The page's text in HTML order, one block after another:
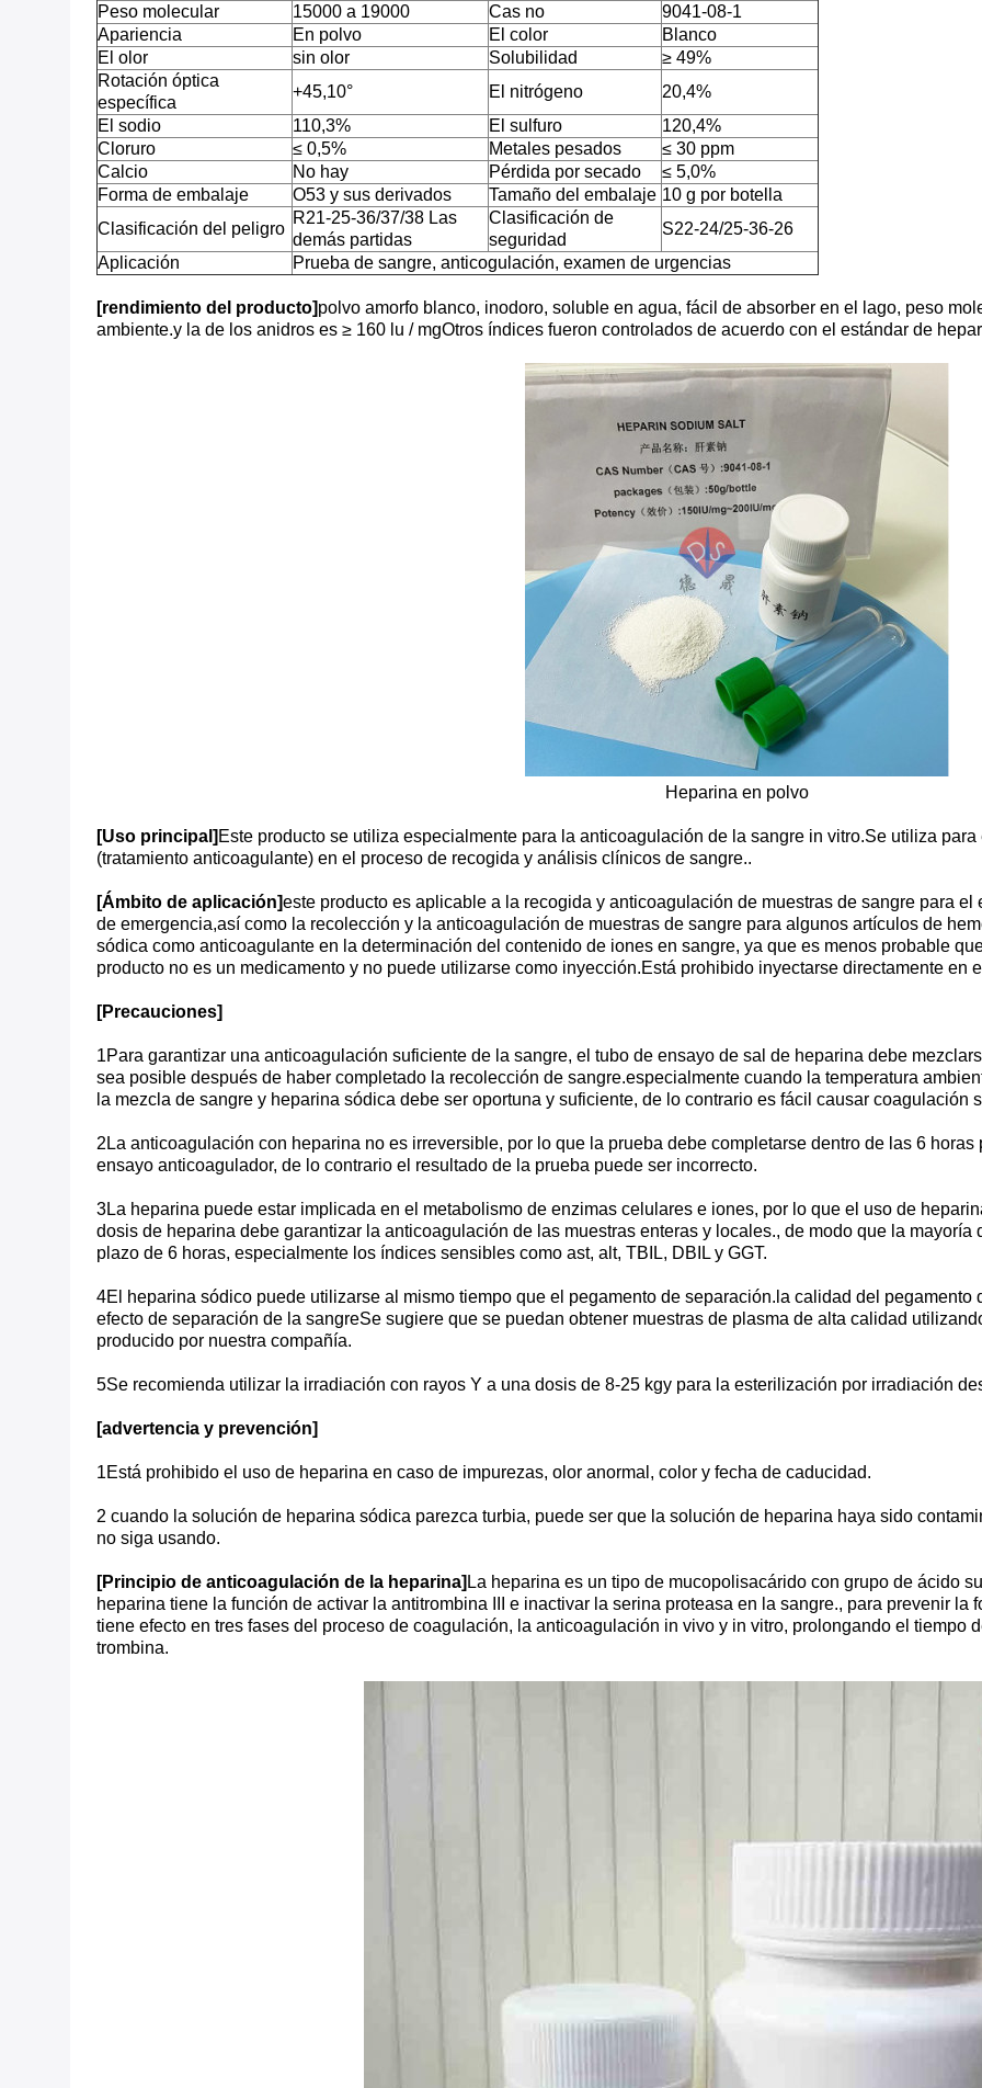
Peso molecular
15000 a 19000 Cas no
9041-08-1
Apariencia
En polvo El color
Blanco
El olor
sin olor Solubilidad
≥ 49%
Rotación óptica
específica
+45,10° El nitrógeno
20,4%
El sodio
110,3% El sulfuro
120,4%
Cloruro
≤ 0,5% Metales pesados
≤ 30 ppm
Calcio
No hay Pérdida por secado
≤ 5,0%
Forma de embalaje
O53 y sus derivados Tamaño del embalaje 10 g por botella
Clasificación del peligro
R21-25-36/37/38 Las
demás partidas
Clasificación de
seguridad
S22-24/25-36-26
Aplicación
Prueba de sangre, anticogulación, examen de urgencias
[rendimiento del producto]polvo amorfo blanco, inodoro, soluble en agua, fácil de absorber en el lago, peso
ambiente.y la de los anidros es ≥ 160 lu / mgOtros índices fueron controlados de acuerdo con el estándar de
Heparina en polvo
[Uso principal] Este producto se utiliza especialmente para la anticoagulación de la sangre in vitro.Se utiliza
(tratamiento anticoagulante) en el proceso de recogida y análisis clínicos de sangre..
[Ámbito de aplicación]este producto es aplicable a la recogida y anticoagulación de muestras de sangre para
de emergencia,así como la recolección y la anticoagulación de muestras de sangre para algunos artículos de
sódica como anticoagulante en la determinación del contenido de iones en sangre, ya que es menos probable
producto no es un medicamento y no puede utilizarse como inyección.Está prohibido inyectarse directamente en
[Precauciones]
1Para garantizar una anticoagulación suficiente de la sangre, el tubo de ensayo de sal de heparina debe
sea posible después de haber completado la recolección de sangre.especialmente cuando la temperatura
la mezcla de sangre y heparina sódica debe ser oportuna y suficiente, de lo contrario es fácil causar coagulación
2La anticoagulación con heparina no es irreversible, por lo que la prueba debe completarse dentro de las 6
ensayo anticoagulador, de lo contrario el resultado de la prueba puede ser incorrecto.
3La heparina puede estar implicada en el metabolismo de enzimas celulares e iones, por lo que el uso de
dosis de heparina debe garantizar la anticoagulación de las muestras enteras y locales., de modo que la
plazo de 6 horas, especialmente los índices sensibles como ast, alt, TBIL, DBIL y GGT.
4El heparina sódico puede utilizarse al mismo tiempo que el pegamento de separación.la calidad del
efecto de separación de la sangreSe sugiere que se puedan obtener muestras de plasma de alta calidad
producido por nuestra compañía.
5Se recomienda utilizar la irradiación con rayos Y a una dosis de 8-25 kgy para la esterilización por irradiación
[advertencia y prevención]
1Está prohibido el uso de heparina en caso de impurezas, olor anormal, color y fecha de caducidad.
2 cuando la solución de heparina sódica parezca turbia, puede ser que la solución de heparina haya sido
no siga usando.
[Principio de anticoagulación de la heparina] La heparina es un tipo de mucopolisacárido con grupo de ácido
heparina tiene la función de activar la antitrombina III e inactivar la serina proteasa en la sangre., para prevenir
tiene efecto en tres fases del proceso de coagulación, la anticoagulación in vivo y in vitro, prolongando el tiempo
trombina.